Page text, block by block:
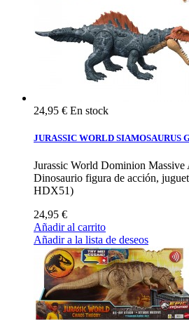
24,95 € En stock
JURASSIC WORLD SIAMOSAURUS
Jurassic World Dominion Massive
Dinosaurio figura de acción,
HDX51)
24,95 €
Añadir al carrito
Añadir a la lista de deseos